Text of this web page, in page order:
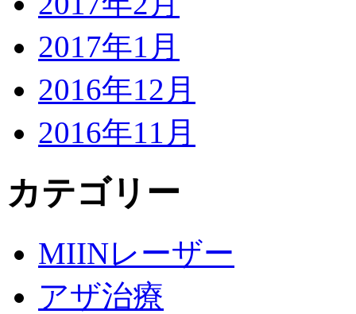
2017年1月
2016年12月
2016年11月
カテゴリー
MIINレーザー
アザ治療